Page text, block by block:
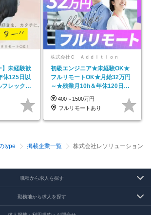
】未経験歓
休125日以
フレックス
◆
株式会社Ｃ Ａｄｄｉｔｉｏｎ
初級エンジニア★未経験OK★
フルリモートOK★月給32万円
～★残業月10h＆年休120日以
上★副業可
400～1500万円
フルリモートあり
type 掲載企業一覧
株式会社レソリューション
職種から求人を探す
勤務地から求人を探す